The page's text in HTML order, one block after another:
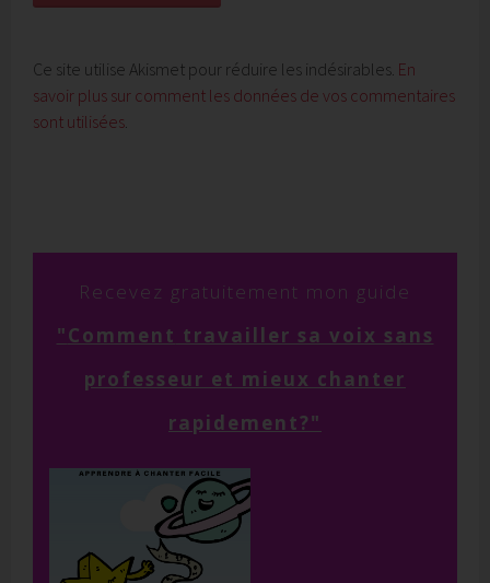
Ce site utilise Akismet pour réduire les indésirables. En
savoir plus sur comment les données de vos commentaires
sont utilisées.
Recevez gratuitement mon guide
"Comment travailler sa voix sans
professeur et mieux chanter
rapidement?"